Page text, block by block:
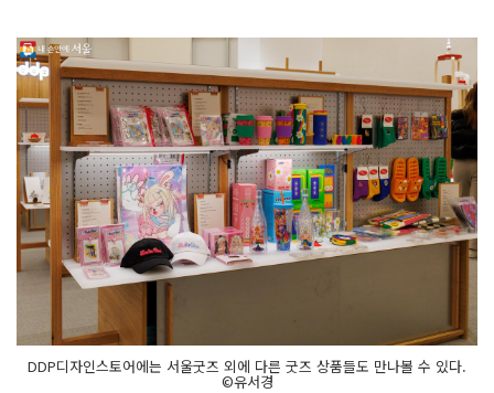
DDP디자인스토어에는 서울굿즈 외에 다른 굿즈 상품들도 만나볼 수 있다.
©유서경